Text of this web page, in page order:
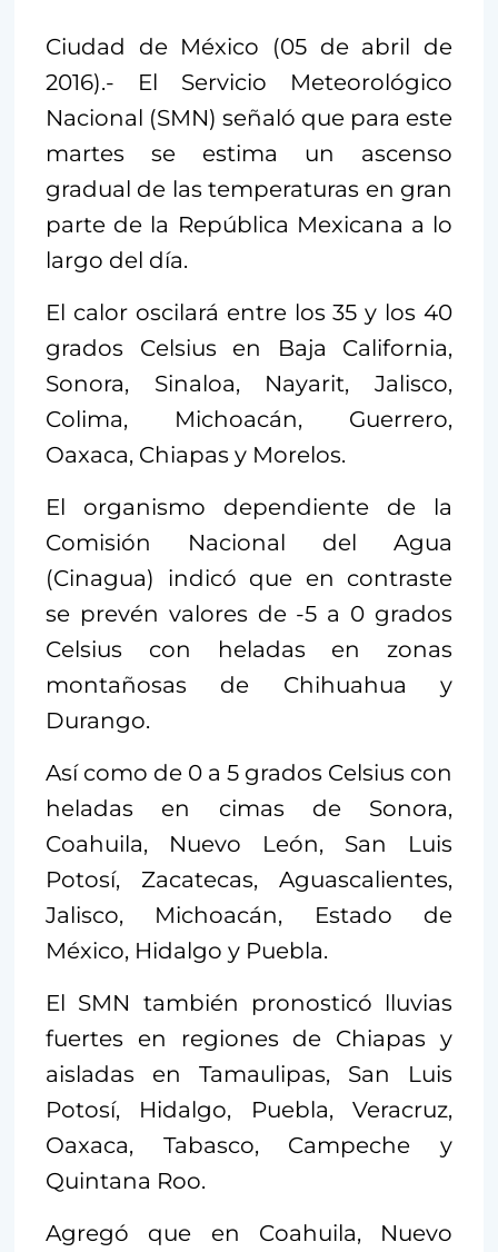
Ciudad de México (05 de abril de
2016).- El Servicio Meteorológico
Nacional (SMN) señaló que para este
martes se estima un ascenso
gradual de las temperaturas en gran
parte de la República Mexicana a lo
largo del día.
El calor oscilará entre los 35 y los 40
grados Celsius en Baja California,
Sonora, Sinaloa, Nayarit, Jalisco,
Colima, Michoacán, Guerrero,
Oaxaca, Chiapas y Morelos.
El organismo dependiente de la
Comisión Nacional del Agua
(Cinagua) indicó que en contraste
se prevén valores de -5 a 0 grados
Celsius con heladas en zonas
montañosas de Chihuahua y
Durango.
Así como de 0 a 5 grados Celsius con
heladas en cimas de Sonora,
Coahuila, Nuevo León, San Luis
Potosí, Zacatecas, Aguascalientes,
Jalisco, Michoacán, Estado de
México, Hidalgo y Puebla.
El SMN también pronosticó lluvias
fuertes en regiones de Chiapas y
aisladas en Tamaulipas, San Luis
Potosí, Hidalgo, Puebla, Veracruz,
Oaxaca, Tabasco, Campeche y
Quintana Roo.
Agregó que en Coahuila, Nuevo